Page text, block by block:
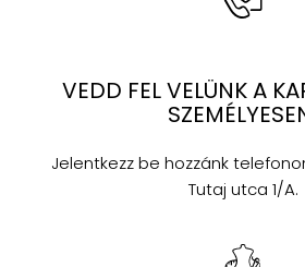
VEDD FEL VELÜNK A
Jelentkezz be hozzánk
Tutaj utca 1/A.